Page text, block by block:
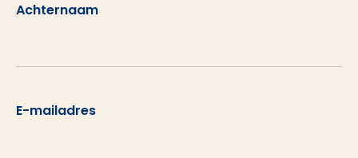
Achternaam
E-mailadres